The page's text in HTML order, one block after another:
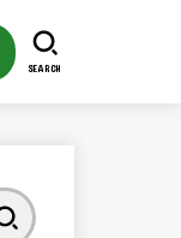
SEARCH